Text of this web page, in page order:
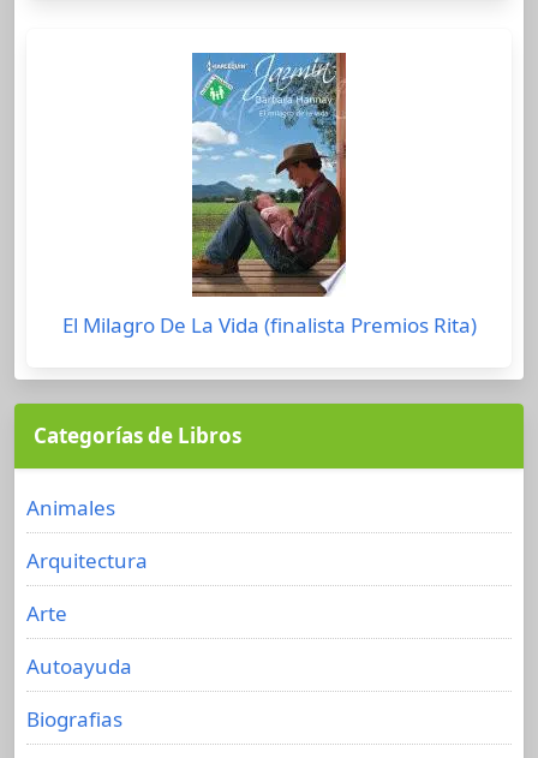
El Milagro De La Vida (finalista Premios Rita)
Categorías de Libros
Animales
Arquitectura
Arte
Autoayuda
Biografias